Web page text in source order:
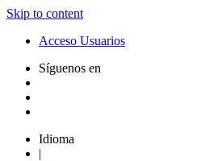
Skip to content
Acceso Usuarios
Síguenos en
Idioma
|